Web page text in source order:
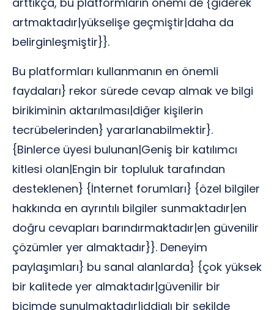
artmaktadır|yükselişe geçmiştir|daha da
belirginleşmiştir}}.
Bu platformları kullanmanın en önemli
faydaları} rekor sürede cevap almak ve bilgi
birikiminin aktarılması|diğer kişilerin
tecrübelerinden} yararlanabilmektir}.
{Binlerce üyesi bulunan|Geniş bir katılımcı
kitlesi olan|Engin bir topluluk tarafından
desteklenen} {İnternet forumları} {özel bilgiler
hakkında en ayrıntılı bilgiler sunmaktadır|en
doğru cevapları barındırmaktadır|en güvenilir
çözümler yer almaktadır}}. Deneyim
paylaşımları} bu sanal alanlarda} {çok yüksek
bir kalitede yer almaktadır|güvenilir bir
biçimde sunulmaktadır|iddialı bir şekilde